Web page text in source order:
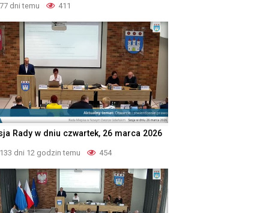
77 dni temu 411
Rady w dniu czwartek, 26 marca 2026
133 dni 12 godzin temu 454